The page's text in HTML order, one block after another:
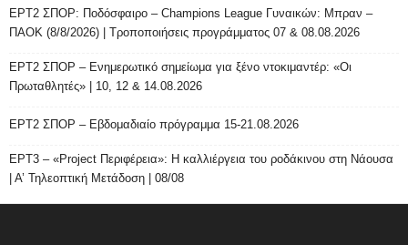
ΕΡΤ2 ΣΠΟΡ: Ποδόσφαιρο – Champions League Γυναικών: Μπραν –
ΠΑΟΚ (8/8/2026) | Τροποποιήσεις προγράμματος 07 & 08.08.2026
ΕΡΤ2 ΣΠΟΡ – Ενημερωτικό σημείωμα για ξένο ντοκιμαντέρ: «Οι
Πρωταθλητές» | 10, 12 & 14.08.2026
ΕΡΤ2 ΣΠΟΡ – Εβδομαδιαίο πρόγραμμα 15-21.08.2026
ΕΡΤ3 – «Project Περιφέρεια»: Η καλλιέργεια του ροδάκινου στη Νάουσα
| Α’ Τηλεοπτική Μετάδοση | 08/08